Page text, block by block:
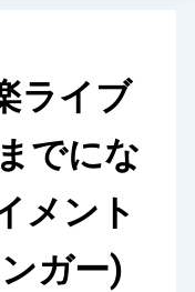
ライブ
でにな
メント
ガー)